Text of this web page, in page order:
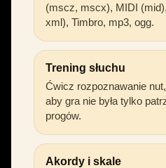
(mscz, mscx), MIDI
xml), Timbro, mp3, ogg.
Trening słuchu
Ćwicz rozpoznawanie
aby gra nie była tylko
progów.
Akordy i skale